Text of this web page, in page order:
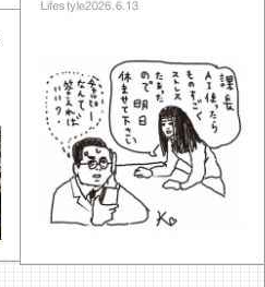
Lifestyle2026.6.13